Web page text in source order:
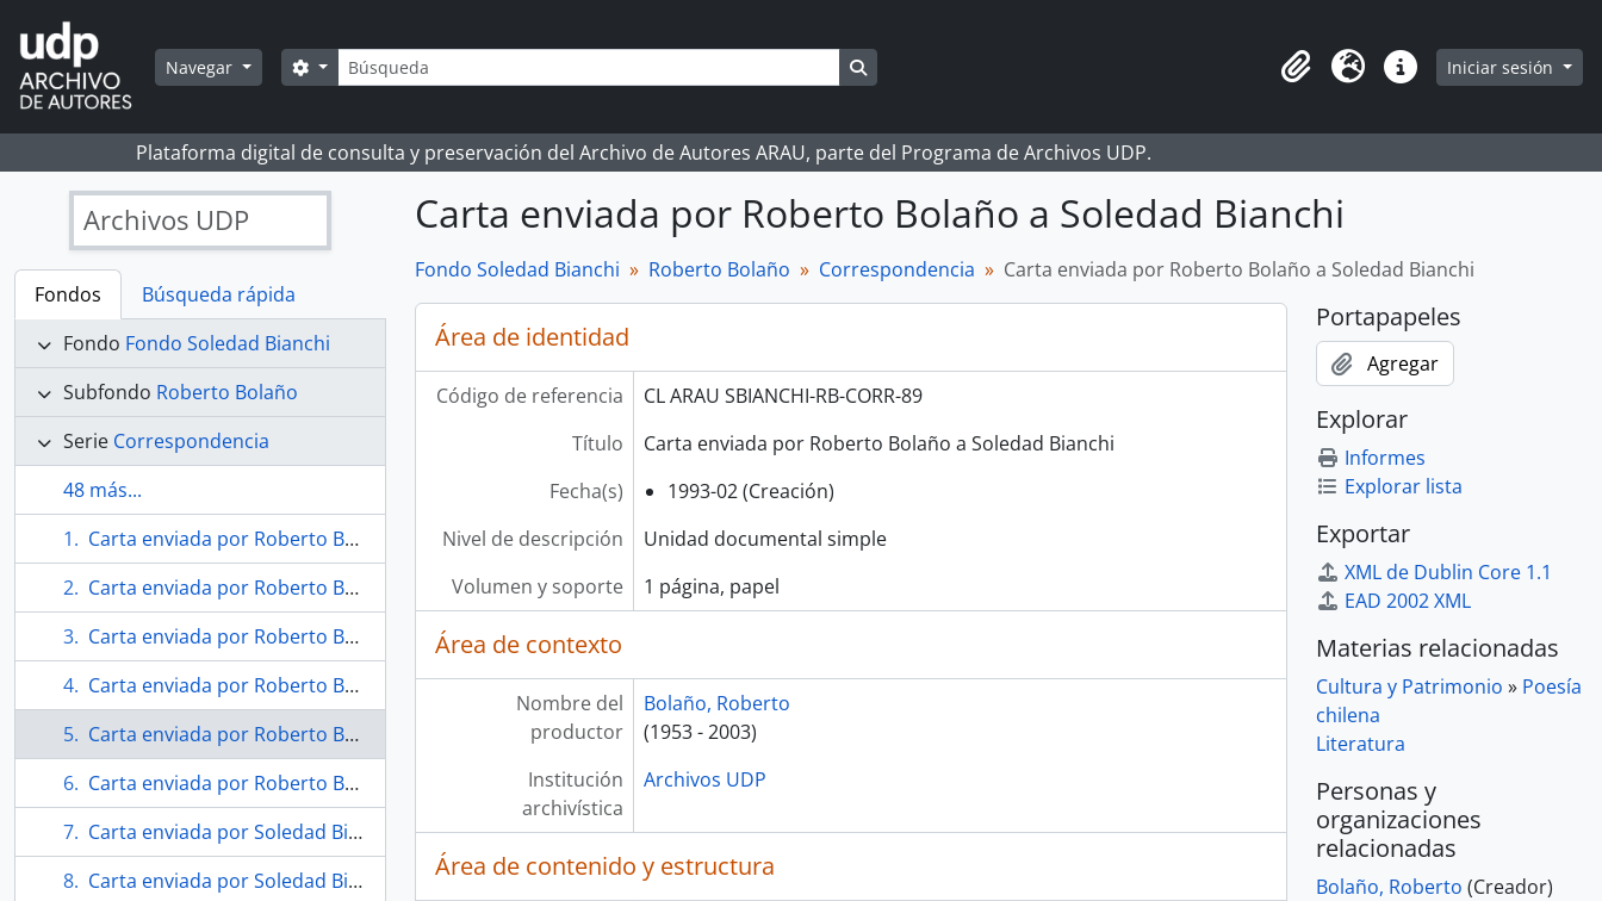
Skip to main content
Navegar Búsqueda
Search options
Portapapeles
Idioma Enlaces rápidos
Iniciar sesión
Plataforma digital de consulta y preservación del Archivo de Autores ARAU, parte del Programa de Archivos UDP.
Archivos UDP
Fondos
Búsqueda rápida
Fondo Fondo Soledad Bianchi
Subfondo Roberto Bolaño
Serie Correspondencia
48 más...
Carta enviada por Roberto Bolaño a Soledad Bianchi
Carta enviada por Roberto Bolaño a Soledad Bianchi
Carta enviada por Roberto Bolaño a Soledad Bianchi
Carta enviada por Roberto Bolaño a Soledad Bianchi
Carta enviada por Roberto Bolaño a Soledad Bianchi
Carta enviada por Roberto Bolaño a Soledad Bianchi
Carta enviada por Soledad Bianchi a Javier Lentini
Carta enviada por Soledad Bianchi a Javier Lentini
Carta enviada por Roberto Bolaño a Soledad Bianchi
Fondo Soledad Bianchi Roberto Bolaño Correspondencia Carta enviada por Roberto Bolaño a Soledad Bianchi
Área de identidad
Código de referencia
CL ARAU SBIANCHI-RB-CORR-89
Título
Carta enviada por Roberto Bolaño a Soledad Bianchi
Fecha(s)
1993-02 (Creación)
Nivel de descripción
Unidad documental simple
Volumen y soporte
1 página, papel
Área de contexto
Nombre del
productor
Bolaño, Roberto
(1953 - 2003)
Institución
archivística
Archivos UDP
Área de contenido y estructura
Portapapeles
Agregar
Explorar
Informes
Explorar lista
Exportar
XML de Dublin Core 1.1
EAD 2002 XML
Materias relacionadas
Cultura y Patrimonio » Poesía
chilena
Literatura
Personas y
organizaciones
relacionadas
Bolaño, Roberto (Creador)